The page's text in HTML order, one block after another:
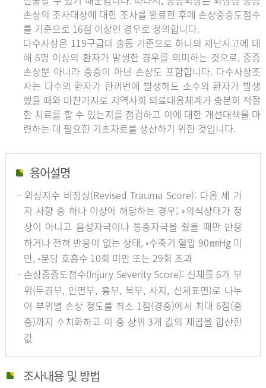
손상의 조사대상에 대한 조사를 완료한 후에 손상중증도점수
를 기준으로 16점 이상인 경우로 정의합니다.
다수사상은 119구급대 출동 기준으로 하나의 재난사고에 대
해 6명 이상의 환자가 발생한 경우를 의미하는 것으로, 중증
손상뿐 아니라 중증이 아닌 손상도 포함합니다. 다수사상조
사는 다수의 환자가 한꺼번에 발생해도 소수의 환자가 발생
했을 때와 마찬가지로 지역사회 의료대응체계가 충분히 적절
한 치료를 할 수 있는지를 점검하고 이에 대한 개선대책을 마
련하는 데 필요한 기초자료를 생산하기 위한 것입니다.
용어설명
- 외상지수 비정상(Revised Trauma Score): 다음 세 가
지 사항 중 하나 이상에 해당하는 경우; ◦의식상태가 정
상이 아니고 음성자극이나 통증자극을 줬을 때만 반응
하거나 전혀 반응이 없는 상태, ◦수축기 혈압 90㎜Hg 미
만, ◦분당 호흡수 10회 미만 또는 29회 초과
- 손상중증도점수(Injury Severity Score): 신체를 6개 부
위(두경부, 안면부, 흉부, 복부, 사지, 신체표면)로 나누
어 부위별 손상 정도를 최소 1점(경증)에서 최대 6점(중
증)까지 수치화하고 이 중 상위 3개 값의 제곱을 합산한
값
조사내용 및 방법